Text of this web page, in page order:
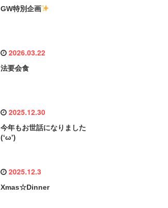
GW特別企画
2026.03.22
法要会食
2025.12.30
今年もお世話になりました
(‘ω’)
2025.12.3
Xmas☆Dinner